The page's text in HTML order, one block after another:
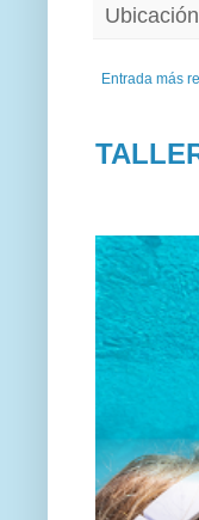
Entrada más